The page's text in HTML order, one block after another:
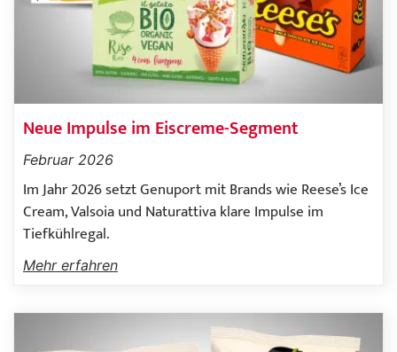
Neue Impulse im Eiscreme-Segment
Februar 2026
Im Jahr 2026 setzt Genuport mit Brands wie Reese’s Ice
Cream, Valsoia und Naturattiva klare Impulse im
Tiefkühlregal.
Mehr erfahren